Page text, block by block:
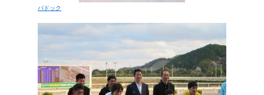
パドック